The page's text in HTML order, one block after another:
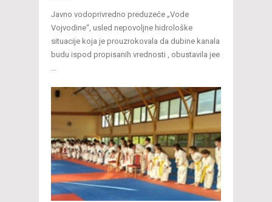
Javno vodoprivredno preduzeće „Vode
Vojvodine“, usled nepovoljne hidrološke
situacije koja je prouzrokovala da dubine kanala
budu ispod propisanih vrednosti , obustavila jee